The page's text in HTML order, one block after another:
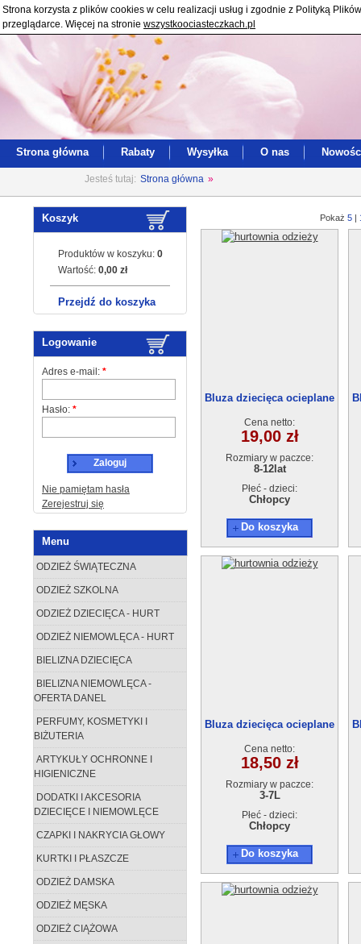
Strona korzysta z plików cookies w celu realizacji usług i zgodnie z Polityką
przeglądarce. Więcej na stronie wszystkoociasteczkach.pl
Strona główna Rabaty Wysyłka O nas
Jesteś tutaj: Strona główna »
Koszyk
Produktów w koszyku: 0
Wartość: 0,00 zł
Przejdź do koszyka
Logowanie
Adres e-mail: *
Hasło: *
Zaloguj
Nie pamiętam hasła
Zerejestruj się
Menu
ODZIEŻ ŚWIĄTECZNA
ODZIEŻ SZKOLNA
ODZIEŻ DZIECIĘCA - HURT
ODZIEŻ NIEMOWLĘCA - HURT
BIELIZNA DZIECIĘCA
BIELIZNA NIEMOWLĘCA -
OFERTA DANEL
PERFUMY, KOSMETYKI I
BIŻUTERIA
ARTYKUŁY OCHRONNE I
HIGIENICZNE
DODATKI I AKCESORIA
DZIECIĘCE I NIEMOWLĘCE
CZAPKI I NAKRYCIA GŁOWY
KURTKI I PŁASZCZE
ODZIEŻ DAMSKA
ODZIEŻ MĘSKA
ODZIEŻ CIĄŻOWA
Pokaż 5 |
Bluza dziecięca ocieplane
Cena netto:
19,00 zł
Rozmiary w paczce:
8-12lat
Płeć - dzieci:
Chłopcy
Do koszyka
Bluza dziecięca ocieplane
Cena netto:
18,50 zł
Rozmiary w paczce:
3-7L
Płeć - dzieci:
Chłopcy
Do koszyka